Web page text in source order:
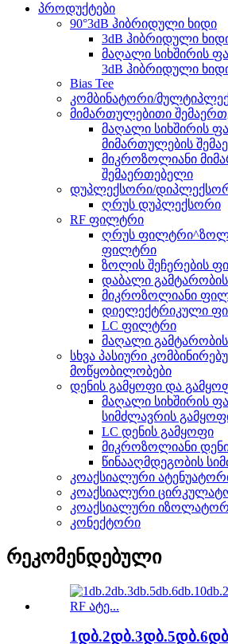
პროდუქტები
90°3dB ჰიბრიდული ხიდი
3dB ჰიბრიდული
მაღალი სიხშირის
3dB ჰიბრიდული
Bias Tee
კომბინატორი/
მიმართულებითი
მაღალი სიხშირის
მიმართულების
მიკროზოლიანი
შემაერთებელი
დუპლექსორი/
ღრუს დუპლექსორი
RF ფილტრი
ღრუს
ფილტრი
ზოლის შეჩერების
დაბალი
მიკროზოლიანი
დიელექტრიკული
LC ფილტრი
მაღალი
სხვა პასიური
მოწყობილობები
დენის გამყოფი და
მაღალი სიხშირის
სიმძლავრის
LC დენის გამყოფი
მიკროზოლიანი
წინააღმდეგობის
კოაქსიალური
კოაქსიალური
კოაქსიალური
კონექტორი
რეკომენდებული